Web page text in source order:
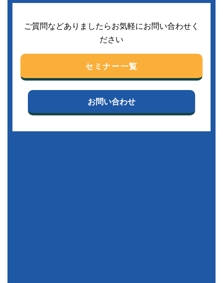
ご質問などありましたらお気軽にお問い合わせく
ださい
セミナー一覧
お問い合わせ